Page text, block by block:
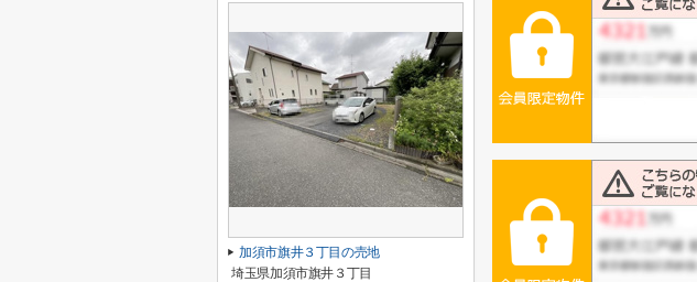
加須市旗井３丁目の売地
埼玉県加須市旗井３丁目